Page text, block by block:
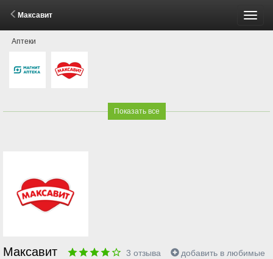
Максавит
Аптеки
Показать все
Максавит 3 отзыва добавить в любимые